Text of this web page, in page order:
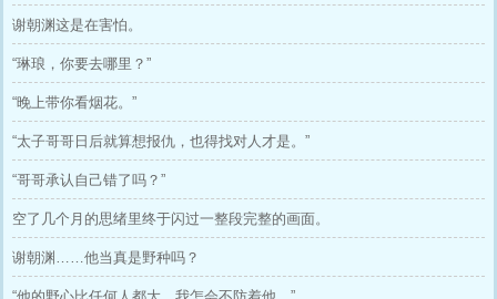
谢朝渊这是在害怕。
“琳琅，你要去哪里？”
“晚上带你看烟花。”
“太子哥哥日后就算想报仇，也得找对人才是。”
“哥哥承认自己错了吗？”
空了几个月的思绪里终于闪过一整段完整的画面。
谢朝渊……他当真是野种吗？